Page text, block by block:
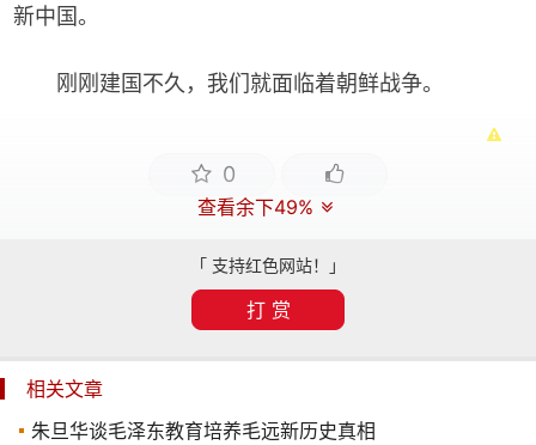
新中国。
刚刚建国不久，我们就面临着朝鲜战争。
0
查看余下49%
「 支持红色网站！」
打 赏
相关文章
朱旦华谈毛泽东教育培养毛远新历史真相